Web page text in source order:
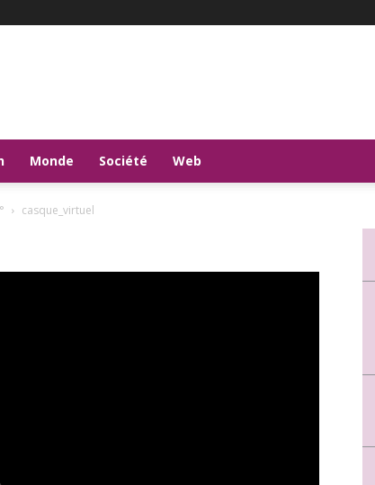
Monde Société Web
casque_virtuel